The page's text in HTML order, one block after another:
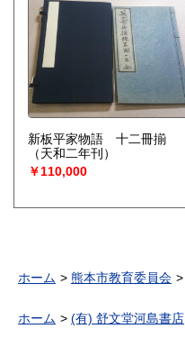
新板平家物語 十二冊揃
（天和二年刊）
￥110,000
ホーム 熊本市教育委員会
ホーム (有) 舒文堂河島書店